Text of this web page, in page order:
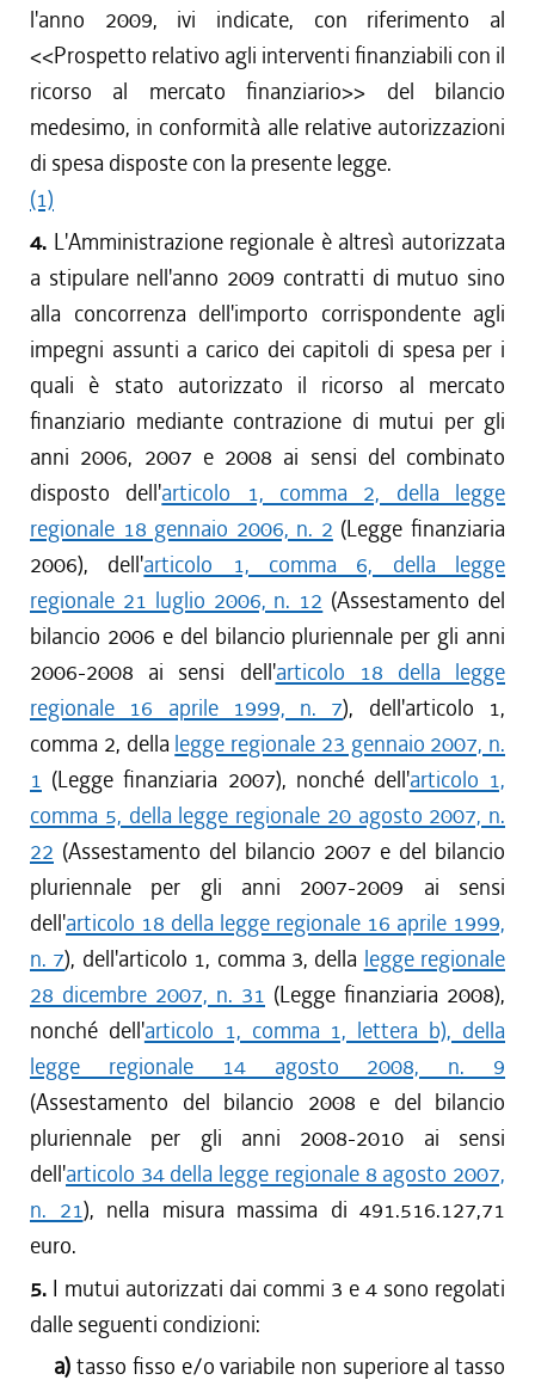
l'anno 2009, ivi indicate, con riferimento al
<<Prospetto relativo agli interventi finanziabili con il
ricorso al mercato finanziario>> del bilancio
medesimo, in conformità alle relative autorizzazioni
di spesa disposte con la presente legge.
(1)
4. L'Amministrazione regionale è altresì autorizzata
a stipulare nell'anno 2009 contratti di mutuo sino
alla concorrenza dell'importo corrispondente agli
impegni assunti a carico dei capitoli di spesa per i
quali è stato autorizzato il ricorso al mercato
finanziario mediante contrazione di mutui per gli
anni 2006, 2007 e 2008 ai sensi del combinato
disposto dell'articolo 1, comma 2, della legge
regionale 18 gennaio 2006, n. 2 (Legge finanziaria
2006), dell'articolo 1, comma 6, della legge
regionale 21 luglio 2006, n. 12 (Assestamento del
bilancio 2006 e del bilancio pluriennale per gli anni
2006-2008 ai sensi dell'articolo 18 della legge
regionale 16 aprile 1999, n. 7), dell'articolo 1,
comma 2, della legge regionale 23 gennaio 2007, n.
1 (Legge finanziaria 2007), nonché dell'articolo 1,
comma 5, della legge regionale 20 agosto 2007, n.
22 (Assestamento del bilancio 2007 e del bilancio
pluriennale per gli anni 2007-2009 ai sensi
dell'articolo 18 della legge regionale 16 aprile 1999,
n. 7), dell'articolo 1, comma 3, della legge regionale
28 dicembre 2007, n. 31 (Legge finanziaria 2008),
nonché dell'articolo 1, comma 1, lettera b), della
legge regionale 14 agosto 2008, n. 9
(Assestamento del bilancio 2008 e del bilancio
pluriennale per gli anni 2008-2010 ai sensi
dell'articolo 34 della legge regionale 8 agosto 2007,
n. 21), nella misura massima di 491.516.127,71
euro.
5. I mutui autorizzati dai commi 3 e 4 sono regolati
dalle seguenti condizioni:
a)tasso fisso e/o variabile non superiore al tasso